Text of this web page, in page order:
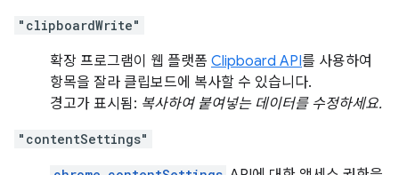
"clipboardWrite"
확장 프로그램이 웹 플랫폼 Clipboard API를 사용하여
항목을 잘라 클립보드에 복사할 수 있습니다.
경고가 표시됨: 복사하여 붙여넣는 데이터를 수정하세요.
"contentSettings"